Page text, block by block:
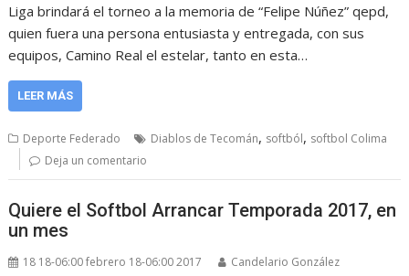
Liga brindará el torneo a la memoria de “Felipe Núñez” qepd,
quien fuera una persona entusiasta y entregada, con sus
equipos, Camino Real el estelar, tanto en esta…
LEER MÁS
Deporte Federado Diablos de Tecomán, softból, softbol Colima
Deja un comentario
Quiere el Softbol Arrancar Temporada 2017, en
un mes
18 18-06:00 febrero 18-06:00 2017 Candelario González